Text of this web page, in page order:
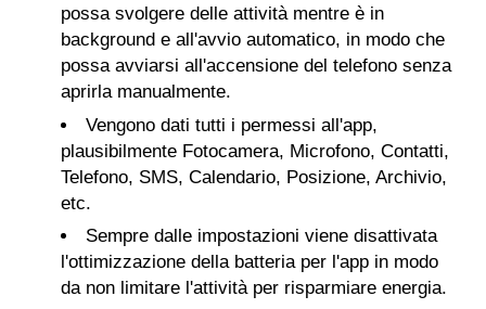
possa svolgere delle attività mentre è in
background e all'avvio automatico, in modo che
possa avviarsi all'accensione del telefono senza
aprirla manualmente.
Vengono dati tutti i permessi all'app,
plausibilmente Fotocamera, Microfono, Contatti,
Telefono, SMS, Calendario, Posizione, Archivio,
etc.
Sempre dalle impostazioni viene disattivata
l'ottimizzazione della batteria per l'app in modo
da non limitare l'attività per risparmiare energia.